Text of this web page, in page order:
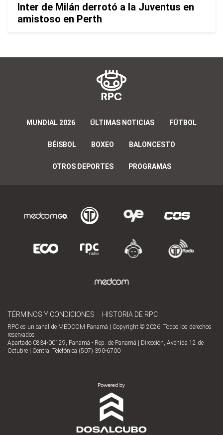
Inter de Milán derrotó a la Juventus en
amistoso en Perth
MUNDIAL 2026 ÚLTIMAS NOTICIAS FÚTBOL
BÉISBOL BOXEO BALONCESTO
OTROS DEPORTES PROGRAMAS
TÉRMINOS Y CONDICIONES HISTORIA DE RPC
RPC es un canal de MEDCOM Panamá | Copyright © 2026. Todos los derechos
reservados
Apartado 0834-00129, Panamá - Rep. de Panamá | Dirección, Avenida 12 de
Octubre | Central Telefónica (507) 390-6700